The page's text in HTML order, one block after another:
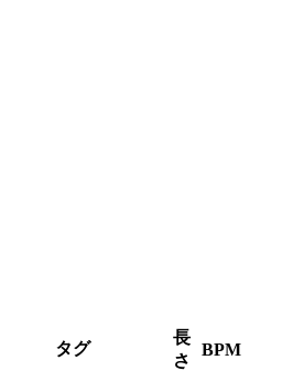
タグ
長
さ
BPM